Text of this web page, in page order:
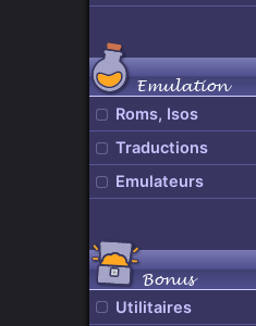
Emulation
Roms, Isos
Traductions
Emulateurs
Bonus
Utilitaires